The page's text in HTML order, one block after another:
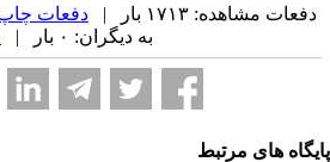
دفعات مشاهده: ۱۷۱۳ بار | دفعات چاپ: ۲۴۷ بار
به دیگران: ۰ بار |
های مرتبط